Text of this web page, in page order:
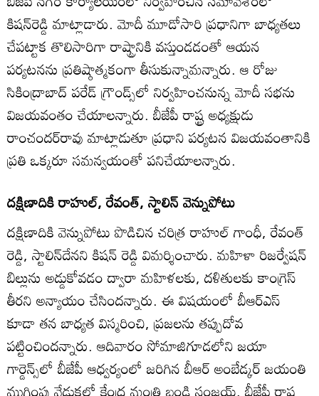
కిషన్‌రెడ్డి మాట్లాడారు. మోదీ మూడోసారి ప్రధానిగా బాధ్యతలు
చేపట్టాక తొలిసారిగా రాష్ట్రానికి వస్తుండడంతో ఆయన
పర్యటనను ప్రతిష్ఠాత్మకంగా తీసుకున్నామన్నారు. ఆ రోజు
సికింద్రాబాద్‌ పరేడ్‌ గ్రౌండ్స్‌లో నిర్వహించనున్న మోదీ సభను
విజయవంతం చేయాలన్నారు. బీజేపీ రాష్ట్ర అధ్యక్షుడు
రాంచందర్‌రావు మాట్లాడుతూ ప్రధాని పర్యటన విజయవంతానికి
ప్రతి ఒక్కరూ సమన్వయంతో పనిచేయాలన్నారు.
దక్షిణాదికి రాహుల్‌, రేవంత్‌, స్టాలిన్‌ వెన్నుపోటు
దక్షిణాదికి వెన్నుపోటు పొడిచిన చరిత్ర రాహుల్‌ గాంధీ, రేవంత్‌
రెడ్డి, స్టాలిన్‌దేనని కిషన్‌ రెడ్డి విమర్శించారు. మహిళా రిజర్వేషన్‌
బిల్లును అడ్డుకోవడం ద్వారా మహిళలకు, దళితులకు కాంగ్రెస్‌
తీరని అన్యాయం చేసిందన్నారు. ఈ విషయంలో బీఆర్‌ఎస్‌
కూడా తన బాధ్యత విస్మరించి, ప్రజలను తప్పుదోవ
పట్టించిందన్నారు. ఆదివారం సోమాజిగూడలోని జయా
గార్డెన్స్‌లో బీజేపీ ఆధ్వర్యంలో జరిగిన బీఆర్‌ అంబేడ్కర్‌ జయంతి